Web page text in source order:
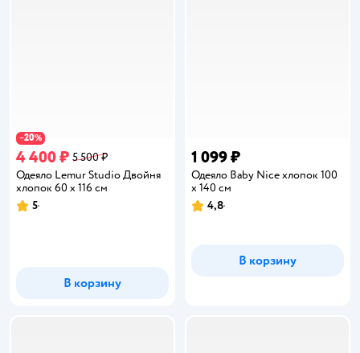
−20%
4 400 ₽ 5 500 ₽
Одеяло Lemur Studio Двойня
хлопок 60 x 116 см
Рейтинг:
5
В корзину
1 099 ₽
Одеяло Baby Nice хлопок 100
x 140 см
Рейтинг:
4,8
В корзину